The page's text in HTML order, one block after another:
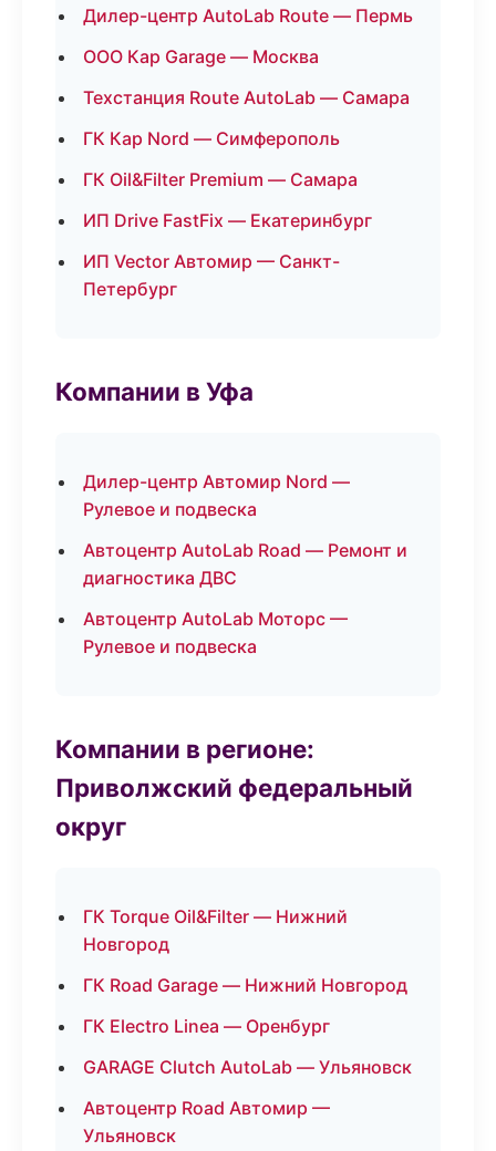
Дилер-центр AutoLab Route — Пермь
ООО Кар Garage — Москва
Техстанция Route AutoLab — Самара
ГК Кар Nord — Симферополь
ГК Oil&Filter Premium — Самара
ИП Drive FastFix — Екатеринбург
ИП Vector Автомир — Санкт-
Петербург
Компании в Уфа
Дилер-центр Автомир Nord —
Рулевое и подвеска
Автоцентр AutoLab Road — Ремонт и
диагностика ДВС
Автоцентр AutoLab Моторс —
Рулевое и подвеска
Компании в регионе:
Приволжский федеральный
округ
ГК Torque Oil&Filter — Нижний
Новгород
ГК Road Garage — Нижний Новгород
ГК Electro Linea — Оренбург
GARAGE Clutch AutoLab — Ульяновск
Автоцентр Road Автомир —
Ульяновск